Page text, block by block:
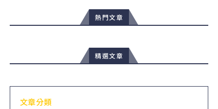
熱門文章
精選文章
文章分類